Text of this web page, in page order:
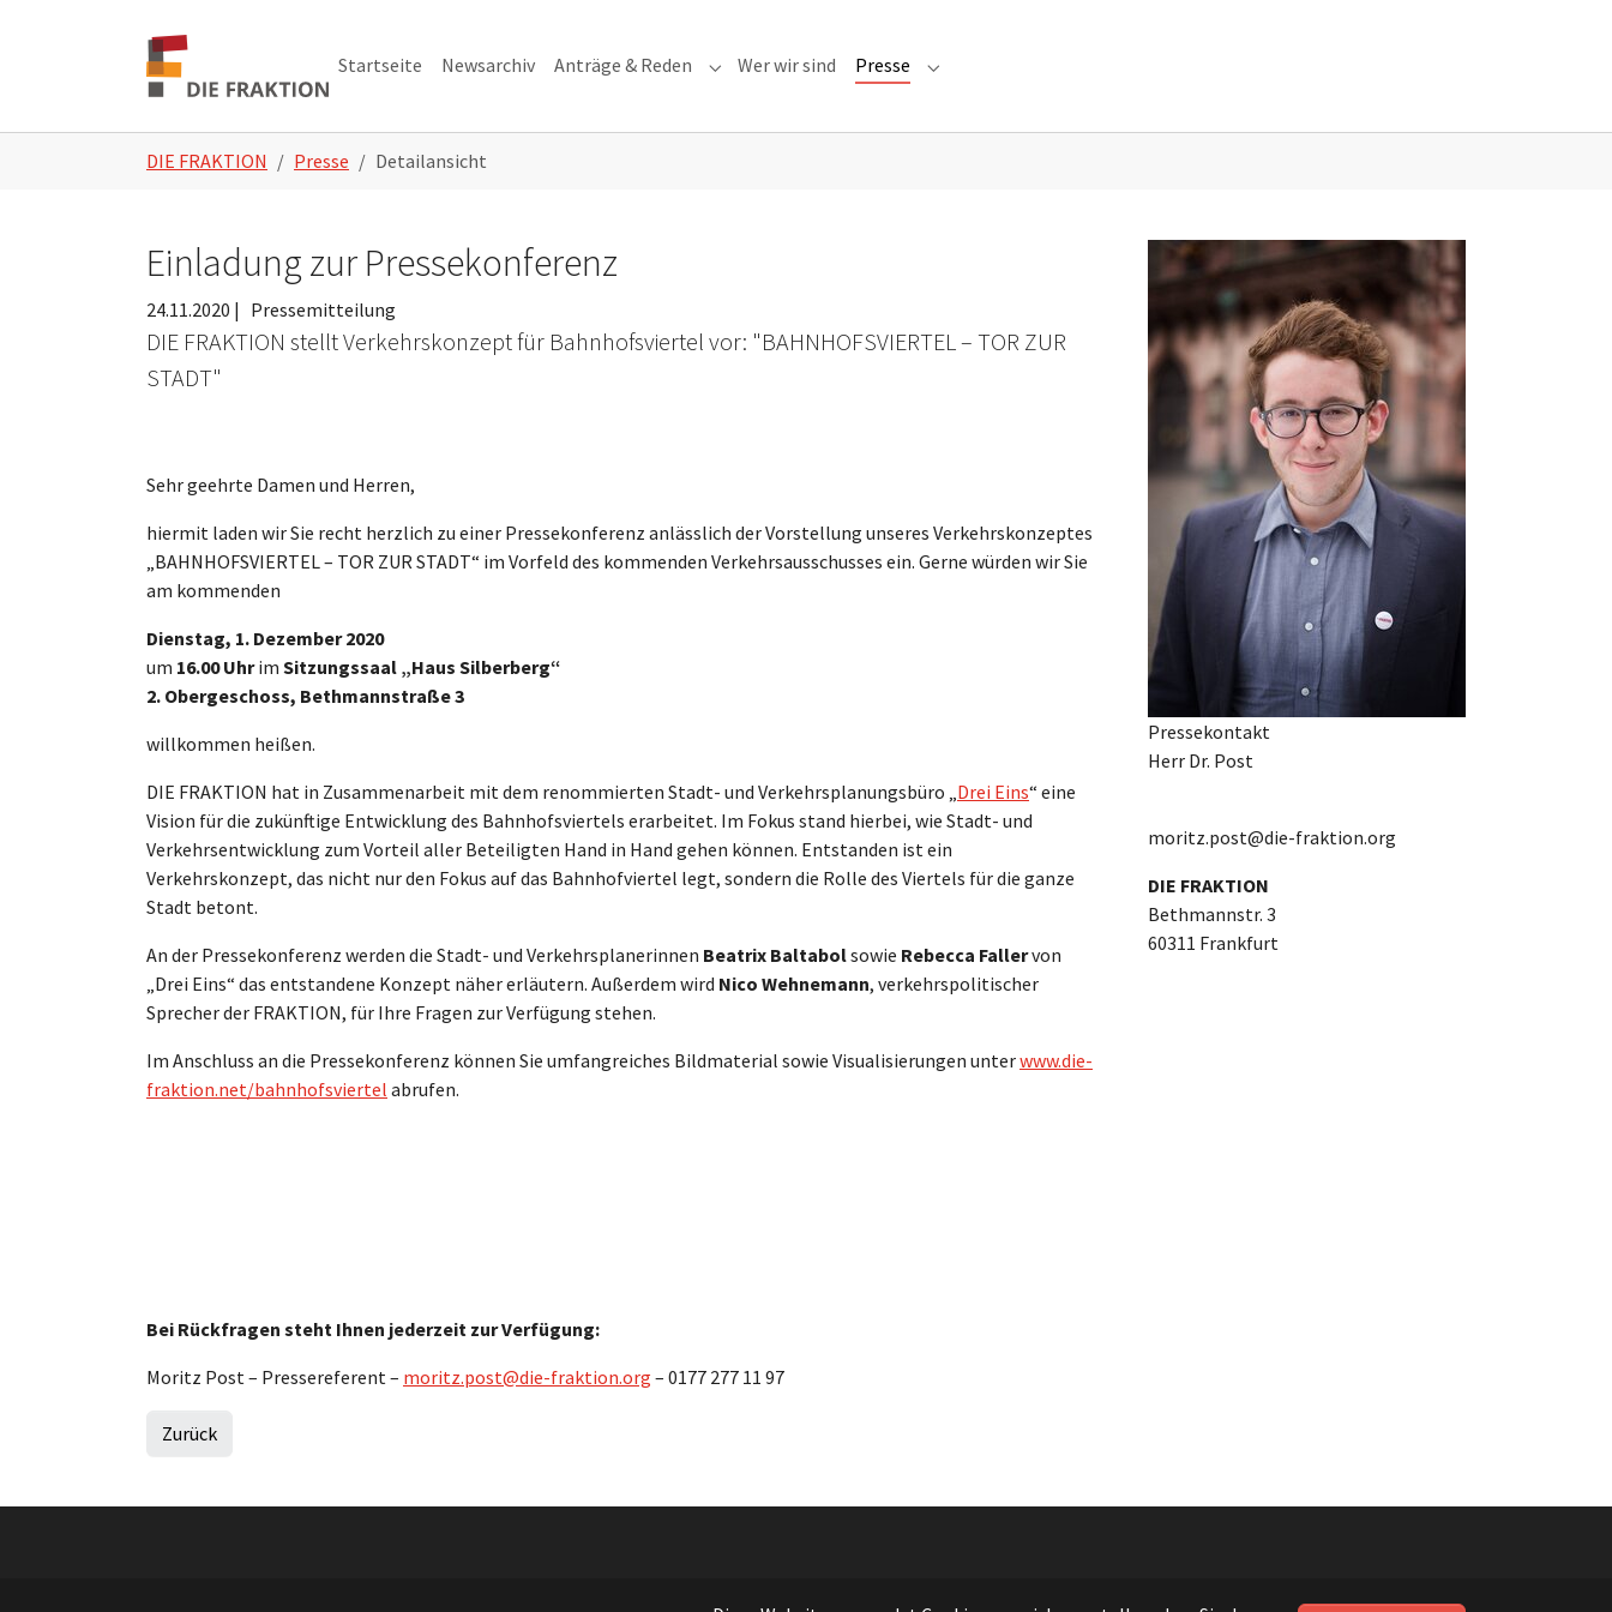
Startseite Newsarchiv Anträge & Reden Submenu for "Anträge & Reden"
Wer wir sind Presse Submenu for "Presse"
DIE FRAKTION Presse Detailansicht
Einladung zur Pressekonferenz
24.11.2020 | Pressemitteilung
DIE FRAKTION stellt Verkehrskonzept für Bahnhofsviertel vor: "BAHNHOFSVIERTEL – TOR ZUR
STADT"
Sehr geehrte Damen und Herren,
hiermit laden wir Sie recht herzlich zu einer Pressekonferenz anlässlich der Vorstellung unseres Verkehrskonzeptes
„BAHNHOFSVIERTEL – TOR ZUR STADT“ im Vorfeld des kommenden Verkehrsausschusses ein. Gerne würden wir Sie
am kommenden
Dienstag, 1. Dezember 2020
um 16.00 Uhrim Sitzungssaal „Haus Silberberg“
2. Obergeschoss, Bethmannstraße 3
willkommen heißen.
DIE FRAKTION hat in Zusammenarbeit mit dem renommierten Stadt- und Verkehrsplanungsbüro „ Drei Eins“ eine
Vision für die zukünftige Entwicklung des Bahnhofsviertels erarbeitet. Im Fokus stand hierbei, wie Stadt- und
Verkehrsentwicklung zum Vorteil aller Beteiligten Hand in Hand gehen können. Entstanden ist ein
Verkehrskonzept, das nicht nur den Fokus auf das Bahnhofviertel legt, sondern die Rolle des Viertels für die ganze
Stadt betont.
An der Pressekonferenz werden die Stadt- und Verkehrsplanerinnen Beatrix Baltabolsowie Rebecca Fallervon
„Drei Eins“ das entstandene Konzept näher erläutern. Außerdem wird Nico Wehnemann, verkehrspolitischer
Sprecher der FRAKTION, für Ihre Fragen zur Verfügung stehen.
Im Anschluss an die Pressekonferenz können Sie umfangreiches Bildmaterial sowie Visualisierungen unterwww.die-
fraktion.net/bahnhofsviertel abrufen.
Bei Rückfragen steht Ihnen jederzeit zur Verfügung:
Moritz Post – Pressereferent – moritz.post@die-fraktion.org – 0177 277 11 97
Zurück
Pressekontakt
Herr Dr. Post
moritz.post@die-fraktion.org
DIE FRAKTION
Bethmannstr. 3
60311 Frankfurt